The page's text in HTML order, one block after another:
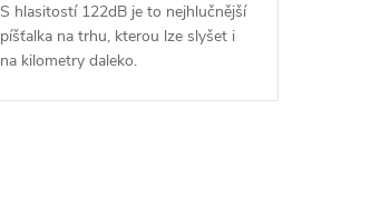
S hlasitostí 122dB je to nejhlučnější
píšťalka na trhu, kterou lze slyšet i
na kilometry daleko.